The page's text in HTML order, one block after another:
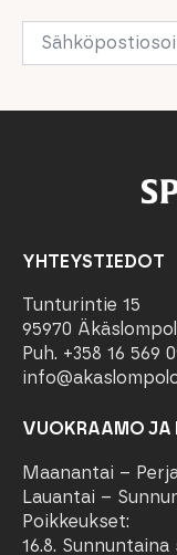
Email
YHTEYSTIEDOT
Tunturintie 15
95970
Puh. +358 16 569
VUOKRAAMO
Maanantai –
Lauantai –
Poikkeukset:
16.8.